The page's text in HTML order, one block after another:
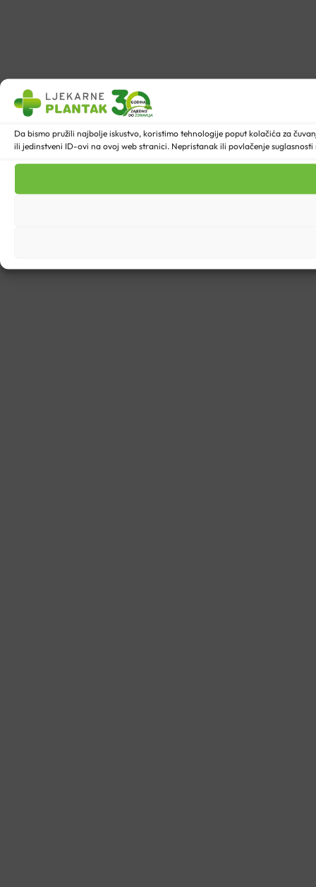
Da bismo pružili najbolje iskustvo, koristimo tehnologije poput kolačića za
ili jedinstveni ID-ovi na ovoj web stranici. Nepristanak ili povlačenje